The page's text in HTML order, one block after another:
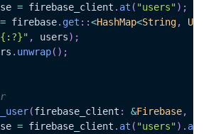
= firebase_client . at ( "users") ;
= firebase. get ::<HashMap<String, User
, users) ;
. unwrap( ) ;
(firebase_client : &Firebase,
= firebase_client . at ( "users") . at